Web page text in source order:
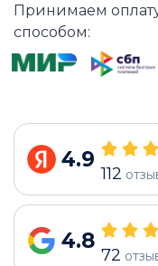
Принимаем
способом:
4.9
112
4.8
72